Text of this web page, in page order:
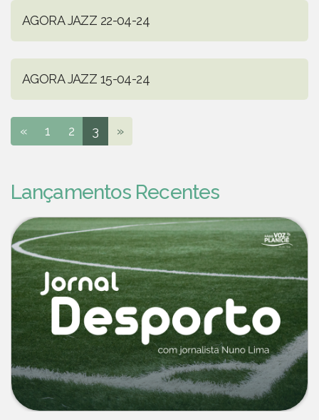
AGORA JAZZ 22-04-24
AGORA JAZZ 15-04-24
« 1 2 3 »
Lançamentos Recentes